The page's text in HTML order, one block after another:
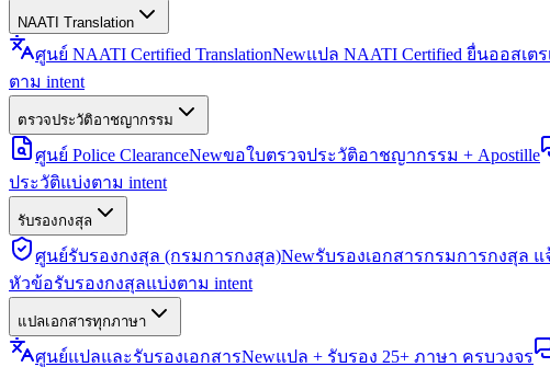
NAATI Translation
ศูนย์ NAATI Certified TranslationNewแปล NAATI Certified ยื่นออสเตร
ตาม intent
ตรวจประวัติอาชญากรรม
ศูนย์ Police ClearanceNewขอใบตรวจประวัติอาชญากรรม + Apostille
ประวัติแบ่งตาม intent
รับรองกงสุล
ศูนย์รับรองกงสุล (กรมการกงสุล)Newรับรองเอกสารกรมการกงสุล
หัวข้อรับรองกงสุลแบ่งตาม intent
แปลเอกสารทุกภาษา
ศูนย์แปลและรับรองเอกสารNewแปล + รับรอง 25+ ภาษา ครบวงจร